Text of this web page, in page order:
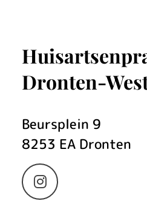
Dronten-
Beursplein 9
8253 EA Dronten
Bezoek